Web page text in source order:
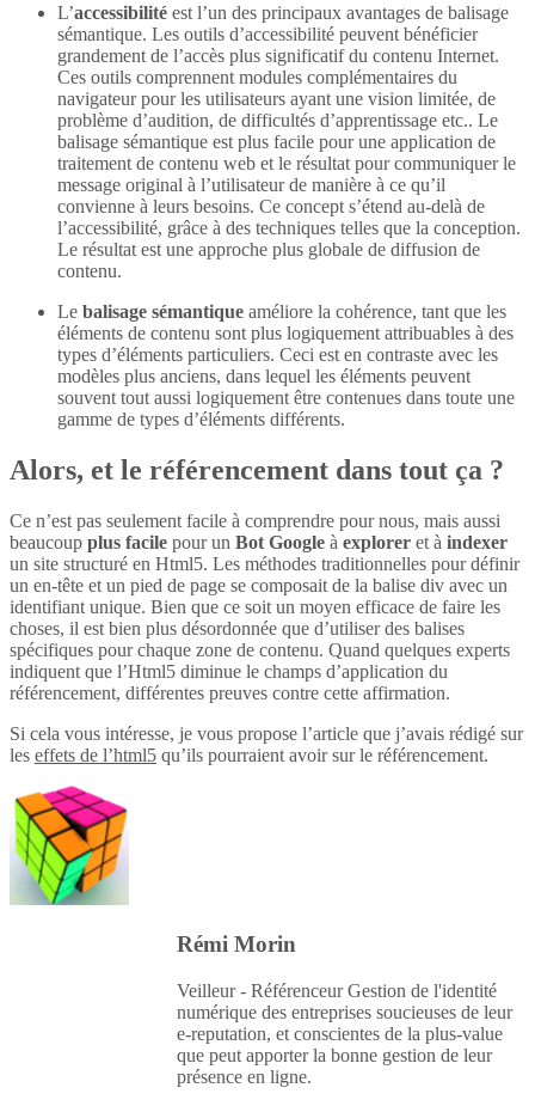
L’accessibilité est l’un des principaux avantages de balisage
sémantique. Les outils d’accessibilité peuvent bénéficier
grandement de l’accès plus significatif du contenu Internet.
Ces outils comprennent modules complémentaires du
navigateur pour les utilisateurs ayant une vision limitée, de
problème d’audition, de difficultés d’apprentissage etc.. Le
balisage sémantique est plus facile pour une application de
traitement de contenu web et le résultat pour communiquer le
message original à l’utilisateur de manière à ce qu’il
convienne à leurs besoins. Ce concept s’étend au-delà de
l’accessibilité, grâce à des techniques telles que la conception.
Le résultat est une approche plus globale de diffusion de
contenu.
Le balisage sémantique améliore la cohérence, tant que les
éléments de contenu sont plus logiquement attribuables à des
types d’éléments particuliers. Ceci est en contraste avec les
modèles plus anciens, dans lequel les éléments peuvent
souvent tout aussi logiquement être contenues dans toute une
gamme de types d’éléments différents.
Alors, et le référencement dans tout ça ?
Ce n’est pas seulement facile à comprendre pour nous, mais aussi
beaucoup plus facile pour un Bot Google à explorer et à indexer
un site structuré en Html5. Les méthodes traditionnelles pour définir
un en-tête et un pied de page se composait de la balise div avec un
identifiant unique. Bien que ce soit un moyen efficace de faire les
choses, il est bien plus désordonnée que d’utiliser des balises
spécifiques pour chaque zone de contenu. Quand quelques experts
indiquent que l’Html5 diminue le champs d’application du
référencement, différentes preuves contre cette affirmation.
Si cela vous intéresse, je vous propose l’article que j’avais rédigé sur
les effets de l’html5 qu’ils pourraient avoir sur le référencement.
Rémi Morin
Veilleur - Référenceur Gestion de l'identité
numérique des entreprises soucieuses de leur
e-reputation, et conscientes de la plus-value
que peut apporter la bonne gestion de leur
présence en ligne.